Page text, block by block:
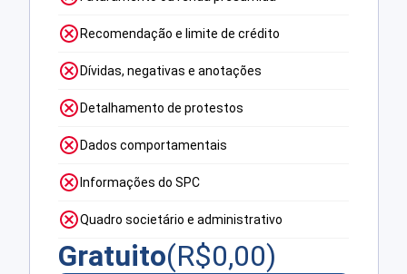
Recomendação e limite de crédito
Dívidas, negativas e anotações
Detalhamento de protestos
Dados comportamentais
Informações do SPC
Quadro societário e administrativo
Gratuito(R$0,00)